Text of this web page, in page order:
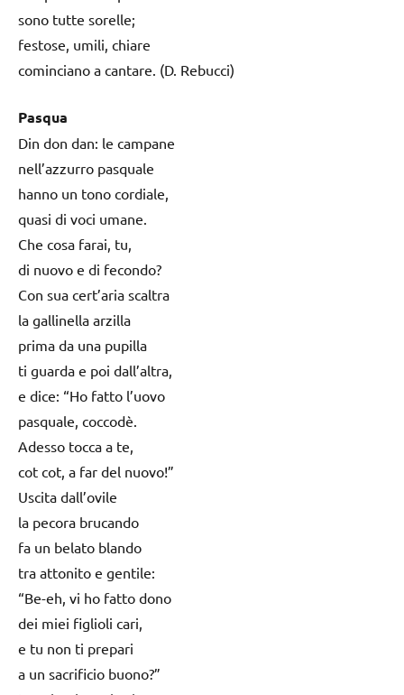
sono tutte sorelle;
festose, umili, chiare
cominciano a cantare. (D. Rebucci)
Pasqua
Din don dan: le campane
nell’azzurro pasquale
hanno un tono cordiale,
quasi di voci umane.
Che cosa farai, tu,
di nuovo e di fecondo?
Con sua cert’aria scaltra
la gallinella arzilla
prima da una pupilla
ti guarda e poi dall’altra,
e dice: “Ho fatto l’uovo
pasquale, coccodè.
Adesso tocca a te,
cot cot, a far del nuovo!”
Uscita dall’ovile
la pecora brucando
fa un belato blando
tra attonito e gentile:
“Be-eh, vi ho fatto dono
dei miei figlioli cari,
e tu non ti prepari
a un sacrificio buono?”